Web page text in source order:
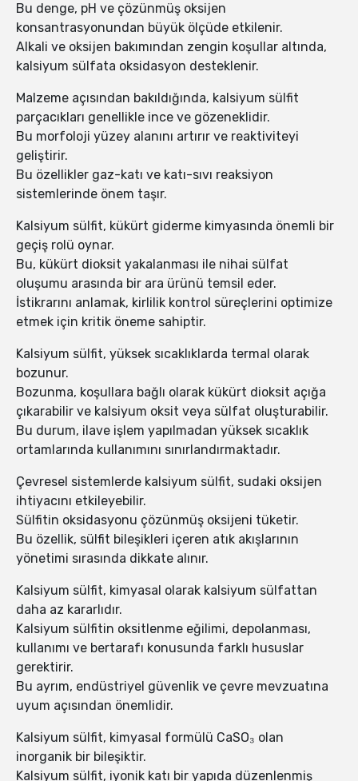
Bu denge, pH ve çözünmüş oksijen
konsantrasyonundan büyük ölçüde etkilenir.
Alkali ve oksijen bakımından zengin koşullar altında,
kalsiyum sülfata oksidasyon desteklenir.
Malzeme açısından bakıldığında, kalsiyum sülfit
parçacıkları genellikle ince ve gözeneklidir.
Bu morfoloji yüzey alanını artırır ve reaktiviteyi
geliştirir.
Bu özellikler gaz-katı ve katı-sıvı reaksiyon
sistemlerinde önem taşır.
Kalsiyum sülfit, kükürt giderme kimyasında önemli bir
geçiş rolü oynar.
Bu, kükürt dioksit yakalanması ile nihai sülfat
oluşumu arasında bir ara ürünü temsil eder.
İstikrarını anlamak, kirlilik kontrol süreçlerini optimize
etmek için kritik öneme sahiptir.
Kalsiyum sülfit, yüksek sıcaklıklarda termal olarak
bozunur.
Bozunma, koşullara bağlı olarak kükürt dioksit açığa
çıkarabilir ve kalsiyum oksit veya sülfat oluşturabilir.
Bu durum, ilave işlem yapılmadan yüksek sıcaklık
ortamlarında kullanımını sınırlandırmaktadır.
Çevresel sistemlerde kalsiyum sülfit, sudaki oksijen
ihtiyacını etkileyebilir.
Sülfitin oksidasyonu çözünmüş oksijeni tüketir.
Bu özellik, sülfit bileşikleri içeren atık akışlarının
yönetimi sırasında dikkate alınır.
Kalsiyum sülfit, kimyasal olarak kalsiyum sülfattan
daha az kararlıdır.
Kalsiyum sülfitin oksitlenme eğilimi, depolanması,
kullanımı ve bertarafı konusunda farklı hususlar
gerektirir.
Bu ayrım, endüstriyel güvenlik ve çevre mevzuatına
uyum açısından önemlidir.
Kalsiyum sülfit, kimyasal formülü CaSO₃ olan
inorganik bir bileşiktir.
Kalsiyum sülfit, iyonik katı bir yapıda düzenlenmiş